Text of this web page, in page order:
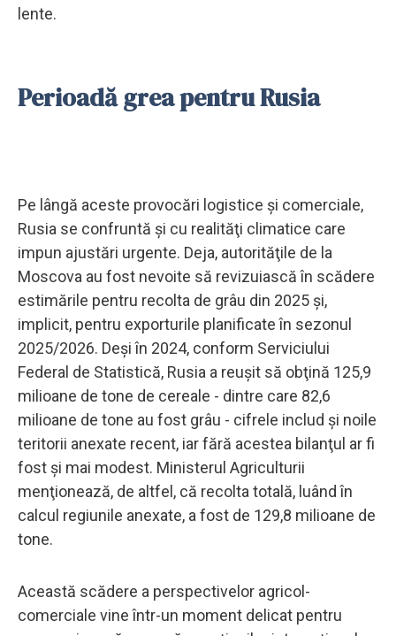
lente.
Perioadă grea pentru Rusia
Pe lângă aceste provocări logistice şi comerciale,
Rusia se confruntă şi cu realităţi climatice care
impun ajustări urgente. Deja, autorităţile de la
Moscova au fost nevoite să revizuiască în scădere
estimările pentru recolta de grâu din 2025 şi,
implicit, pentru exporturile planificate în sezonul
2025/2026. Deşi în 2024, conform Serviciului
Federal de Statistică, Rusia a reuşit să obţină 125,9
milioane de tone de cereale - dintre care 82,6
milioane de tone au fost grâu - cifrele includ şi noile
teritorii anexate recent, iar fără acestea bilanţul ar fi
fost şi mai modest. Ministerul Agriculturii
menţionează, de altfel, că recolta totală, luând în
calcul regiunile anexate, a fost de 129,8 milioane de
tone.
Această scădere a perspectivelor agricol-
comerciale vine într-un moment delicat pentru